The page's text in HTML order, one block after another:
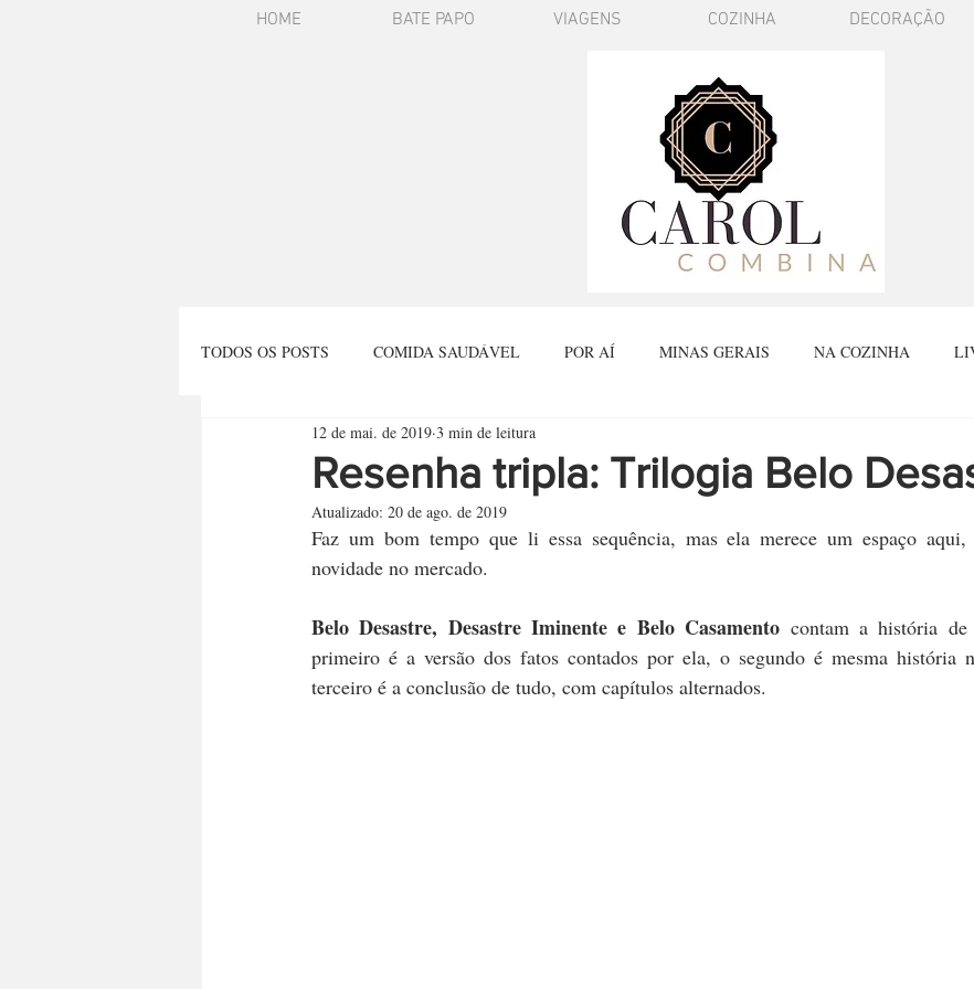
HOME BATE PAPO VIAGENS COZINHA DECORAÇÃO
TODOS OS POSTS COMIDA SAUDÁVEL POR AÍ MINAS GERAIS NA COZINHA
REFLEXÃO VIAGENS ESPÍRITO SANTO
DICA PRA VIDA URUGUAI MONTEVIDEU
Resenha tripla: Trilogia Belo
12 de mai. de 2019 3 min de leitura
Atualizado: 20 de ago. de 2019
Faz um bom tempo que li essa sequência, mas ela merece um espaço aqui,
novidade no mercado.
Belo Desastre, Desastre Iminente e Belo Casamento contam a história
primeiro é a versão dos fatos contados por ela, o segundo é mesma história
terceiro é a conclusão de tudo, com capítulos alternados.